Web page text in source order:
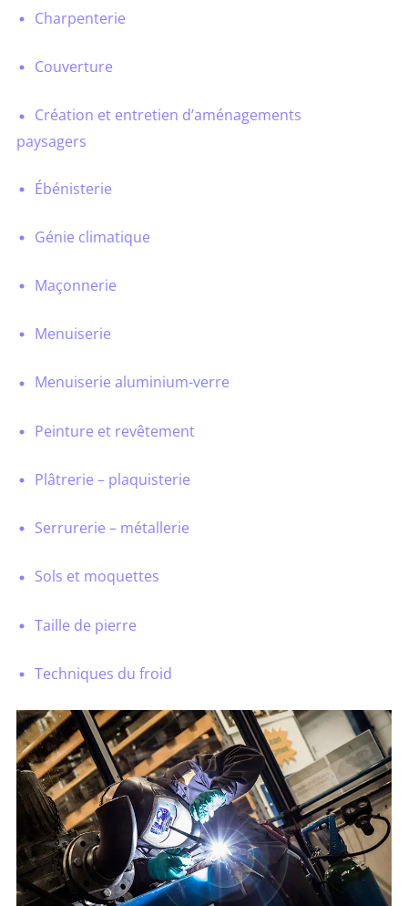
Charpenterie
Couverture
Création et entretien d’aménagements
paysagers
Ébénisterie
Génie climatique
Maçonnerie
Menuiserie
Menuiserie aluminium-verre
Peinture et revêtement
Plâtrerie – plaquisterie
Serrurerie – métallerie
Sols et moquettes
Taille de pierre
Techniques du froid